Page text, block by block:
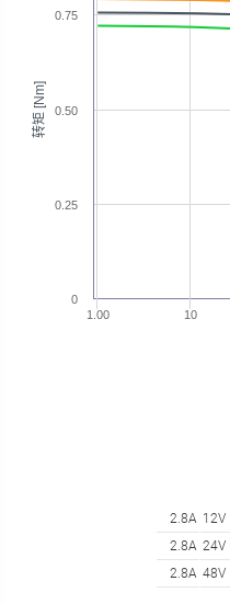
转矩 [Nm]
1.00 10
0
0.25
0.50
0.75
2.8A 12V
2.8A 24V
2.8A 48V